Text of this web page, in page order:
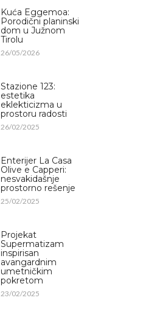
Kuća Eggemoa:
Porodični planinski
dom u Južnom
Tirolu
26/05/2026
Stazione 123:
estetika
eklekticizma u
prostoru radosti
26/02/2025
Enterijer La Casa
Olive e Capperi:
nesvakidašnje
prostorno rešenje
25/02/2025
Projekat
Supermatizam
inspirisan
avangardnim
umetničkim
pokretom
23/02/2025